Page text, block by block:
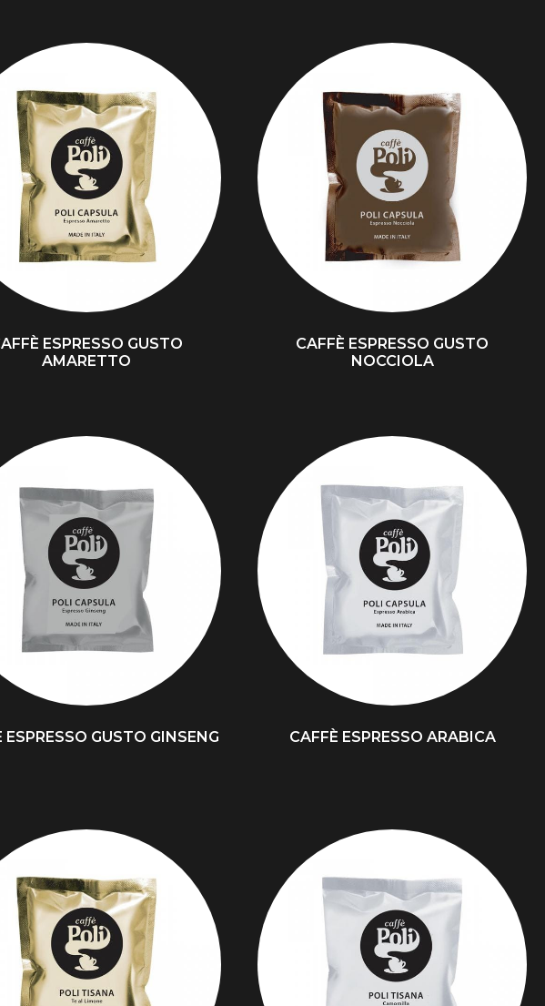
ESPRESSO GUSTO
AMARETTO
CAFFÈ ESPRESSO GUSTO
NOCCIOLA
ESPRESSO GUSTO GINSENG CAFFÈ ESPRESSO ARABICA